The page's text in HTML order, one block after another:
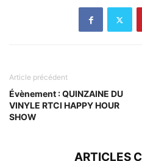
Article précédent
Évènement : QUINZAINE DU
VINYLE RTCI HAPPY HOUR
SHOW
ARTICLES